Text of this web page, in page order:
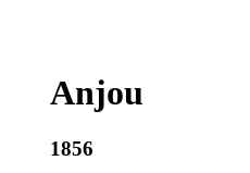
Anjou
1856